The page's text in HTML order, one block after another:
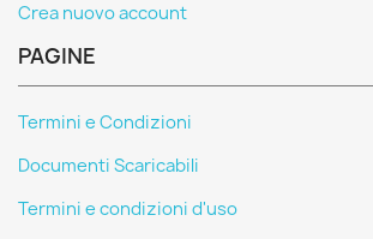
Crea nuovo account
PAGINE
Termini e Condizioni
Documenti Scaricabili
Termini e condizioni d'uso